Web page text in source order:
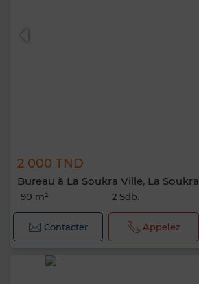
2 000 TND
Bureau à La Soukra Ville, La Soukra
90 m² 2 Sdb.
Contacter Appelez